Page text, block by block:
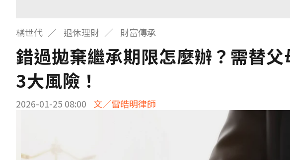
橘世代 退休理財 財富傳承
錯過拋棄繼承期限怎麼辦？需替
3大風險！
2026-01-25 08:00 文／雷皓明律師